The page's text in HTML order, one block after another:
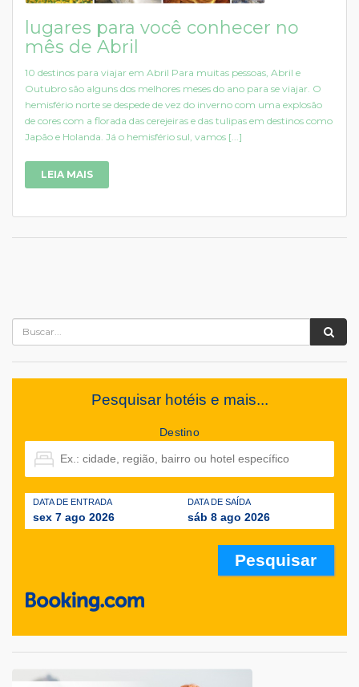
lugares para você conhecer no
mês de Abril
10 destinos para viajar em Abril Para muitas pessoas, Abril e
Outubro são alguns dos melhores meses do ano para se viajar. O
hemisfério norte se despede de vez do inverno com uma explosão
de cores com a florada das cerejeiras e das tulipas em destinos como
Japão e Holanda. Já o hemisfério sul, vamos [...]
LEIA MAIS
Pesquisar hotéis e mais...
Destino
DATA DE ENTRADA
sex 7 ago 2026
DATA DE SAÍDA
sáb 8 ago 2026